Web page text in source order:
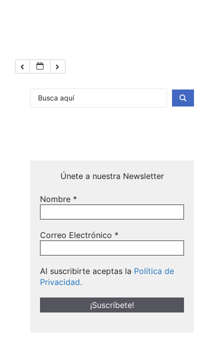
Únete a nuestra Newsletter
Nombre *
Correo Electrónico *
Al suscribirte aceptas la Política de
Privacidad.